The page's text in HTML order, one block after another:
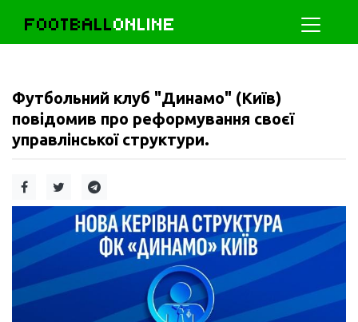
FOOTBALLONLINE
Футбольний клуб "Динамо" (Київ)
повідомив про реформування своєї
управлінської структури.